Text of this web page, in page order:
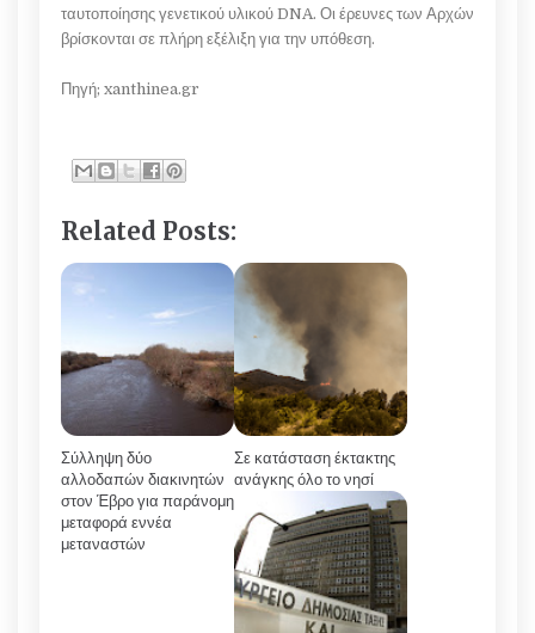
ταυτοποίησης γενετικού υλικού DNA. Οι έρευνες των Αρχών
βρίσκονται σε πλήρη εξέλιξη για την υπόθεση.
Πηγή; xanthinea.gr
Related Posts:
Σύλληψη δύο
αλλοδαπών διακινητών
στον Έβρο για παράνομη
μεταφορά εννέα
μεταναστών
Σε κατάσταση έκτακτης
ανάγκης όλο το νησί